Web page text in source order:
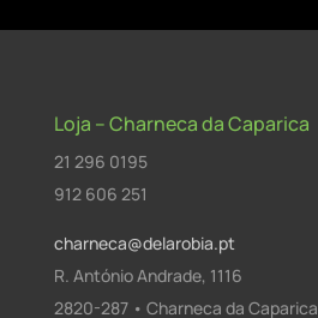
Loja – Charneca da Caparica
21 296 0195
912 606 251
charneca@delarobia.pt
R. António Andrade, 1116
2820-287 • Charneca da Caparica